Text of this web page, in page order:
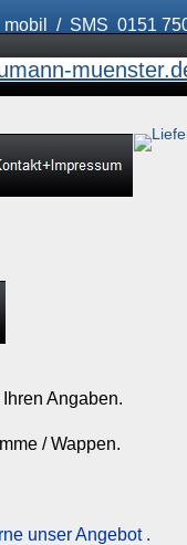
Angaben.
/ Wappen.
unser Angebot .
mobil / SMS 0151